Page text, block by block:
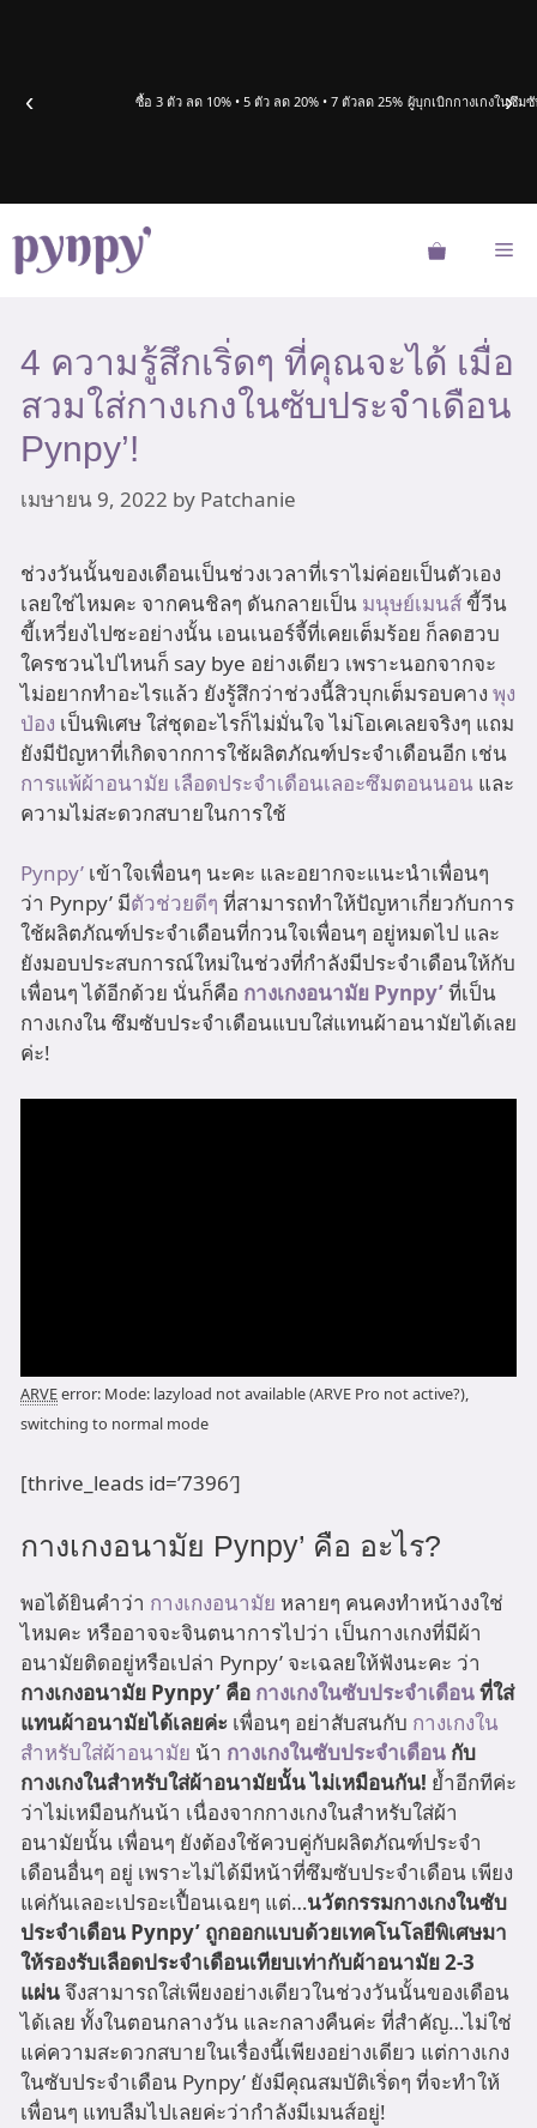
‹ ซื้อ 3 ตัว ลด 10% • 5 ตัว ลด 20% • 7 ตัวลด 25% ผู้บุกเบิกกางเกงในซึม
›
4 ความรู้สึกเริ่ดๆ ที่คุณจะได้ เมื่อ
สวมใส่กางเกงในซับประจำเดือน
Pynpy’!
เมษายน 9, 2022 by Patchanie
ช่วงวันนั้นของเดือนเป็นช่วงเวลาที่เราไม่ค่อยเป็นตัวเอง
เลยใช่ไหมคะ จากคนชิลๆ ดันกลายเป็น มนุษย์เมนส์ ขี้วีน
ขี้เหวี่ยงไปซะอย่างนั้น เอนเนอร์จี้ที่เคยเต็มร้อย ก็ลดฮวบ
ใครชวนไปไหนก็ say bye อย่างเดียว เพราะนอกจากจะ
ไม่อยากทำอะไรแล้ว ยังรู้สึกว่าช่วงนี้สิวบุกเต็มรอบคาง พุง
ป่อง เป็นพิเศษ ใส่ชุดอะไรก็ไม่มั่นใจ ไม่โอเคเลยจริงๆ แถม
ยังมีปัญหาที่เกิดจากการใช้ผลิตภัณฑ์ประจำเดือนอีก เช่น
การแพ้ผ้าอนามัย เลือดประจำเดือนเลอะซึมตอนนอน และ
ความไม่สะดวกสบายในการใช้
Pynpy’ เข้าใจเพื่อนๆ นะคะ และอยากจะแนะนำเพื่อนๆ
ว่า Pynpy’ มีตัวช่วยดีๆ ที่สามารถทำให้ปัญหาเกี่ยวกับการ
ใช้ผลิตภัณฑ์ประจำเดือนที่กวนใจเพื่อนๆ อยู่หมดไป และ
ยังมอบประสบการณ์ใหม่ในช่วงที่กำลังมีประจำเดือนให้กับ
เพื่อนๆ ได้อีกด้วย นั่นก็คือ กางเกงอนามัย Pynpy’ที่เป็น
กางเกงใน ซึมซับประจำเดือนแบบใส่แทนผ้าอนามัยได้เลย
ค่ะ!
ARVEerror: Mode: lazyload not available (ARVE Pro not active?),
switching to normal mode
[thrive_leads id=’7396′]
กางเกงอนามัย Pynpy’ คือ อะไร?
พอได้ยินคำว่า กางเกงอนามัย หลายๆ คนคงทำหน้างงใช่
ไหมคะ หรืออาจจะจินตนาการไปว่า เป็นกางเกงที่มีผ้า
อนามัยติดอยู่หรือเปล่า Pynpy’ จะเฉลยให้ฟังนะคะ ว่า
กางเกงอนามัย Pynpy’ คือ กางเกงในซับประจำเดือนที่ใส่
แทนผ้าอนามัยได้เลยค่ะ เพื่อนๆ อย่าสับสนกับ กางเกงใน
สำหรับใส่ผ้าอนามัย น้า กางเกงในซับประจำเดือน กับ
กางเกงในสำหรับใส่ผ้าอนามัยนั้น ไม่เหมือนกัน! ย้ำอีกทีค่ะ
ว่าไม่เหมือนกันน้า เนื่องจากกางเกงในสำหรับใส่ผ้า
อนามัยนั้น เพื่อนๆ ยังต้องใช้ควบคู่กับผลิตภัณฑ์ประจำ
เดือนอื่นๆ อยู่ เพราะไม่ได้มีหน้าที่ซึมซับประจำเดือน เพียง
แค่กันเลอะเปรอะเปื้อนเฉยๆ แต่…นวัตกรรมกางเกงในซับ
ประจำเดือน Pynpy’ ถูกออกแบบด้วยเทคโนโลยีพิเศษมา
ให้รองรับเลือดประจำเดือนเทียบเท่ากับผ้าอนามัย 2-3
แผ่นจึงสามารถใส่เพียงอย่างเดียวในช่วงวันนั้นของเดือน
ได้เลย ทั้งในตอนกลางวัน และกลางคืนค่ะ ที่สำคัญ…ไม่ใช่
แค่ความสะดวกสบายในเรื่องนี้เพียงอย่างเดียว แต่กางเกง
ในซับประจำเดือน Pynpy’ ยังมีคุณสมบัติเริ่ดๆ ที่จะทำให้
เพื่อนๆ แทบลืมไปเลยค่ะว่ากำลังมีเมนส์อยู่!